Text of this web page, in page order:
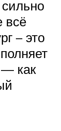
всё
– это
— как